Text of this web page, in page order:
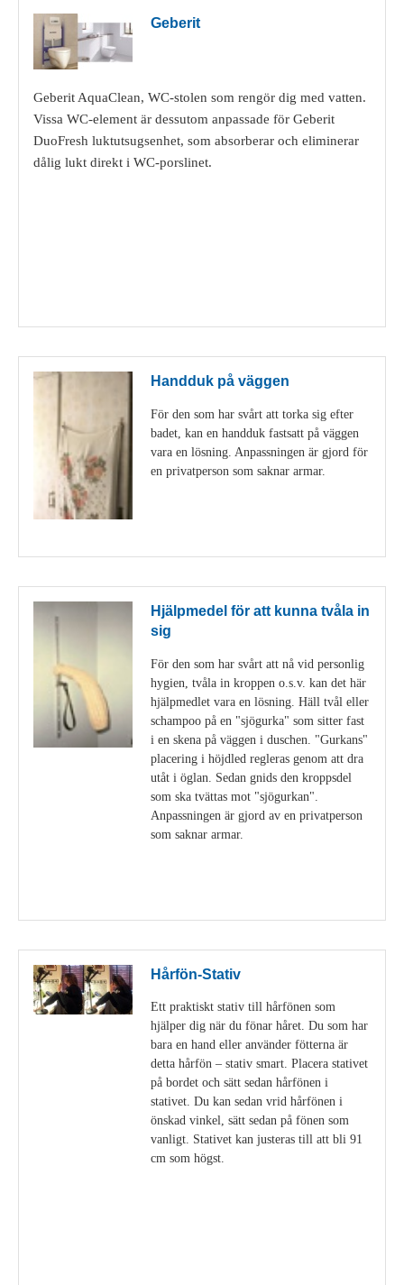
Geberit
Geberit AquaClean, WC-stolen som rengör dig med vatten.
Vissa WC-element är dessutom anpassade för Geberit
DuoFresh luktutsugsenhet, som absorberar och eliminerar
dålig lukt direkt i WC-porslinet.
Handduk på väggen
För den som har svårt att torka sig efter
badet, kan en handduk fastsatt på väggen
vara en lösning. Anpassningen är gjord för
en privatperson som saknar armar.
Hjälpmedel för att kunna tvåla in
sig
För den som har svårt att nå vid personlig
hygien, tvåla in kroppen o.s.v. kan det här
hjälpmedlet vara en lösning. Häll tvål eller
schampoo på en "sjögurka" som sitter fast
i en skena på väggen i duschen. "Gurkans"
placering i höjdled regleras genom att dra
utåt i öglan. Sedan gnids den kroppsdel
som ska tvättas mot "sjögurkan".
Anpassningen är gjord av en privatperson
som saknar armar.
Hårfön-Stativ
Ett praktiskt stativ till hårfönen som
hjälper dig när du fönar håret. Du som har
bara en hand eller använder fötterna är
detta hårfön – stativ smart. Placera stativet
på bordet och sätt sedan hårfönen i
stativet. Du kan sedan vrid hårfönen i
önskad vinkel, sätt sedan på fönen som
vanligt. Stativet kan justeras till att bli 91
cm som högst.